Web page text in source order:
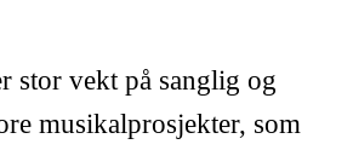
stor vekt på sanglig og
musikalprosjekter, som